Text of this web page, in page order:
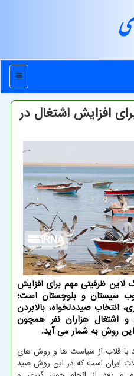
منو
افزایش اشتغال در
لاین ظرفیتی مهم برای افزایش
سیستان و بلوچستان است؛
انتخاب صیددلخواه، بالابردن
و اشتغال هزاران نفر همچون
روش به شمار می آید.
با قلاب از سیاست ها و روش های
ایران است که در این روش صید